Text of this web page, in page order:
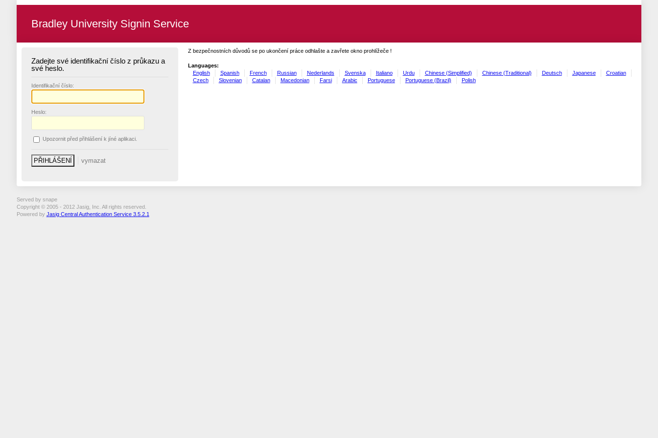
Bradley University Signin Service
Zadejte své identifikační číslo z průkazu a
své heslo.
Identifikační číslo:
Heslo:
Upozornit před přihlášení k jíné aplikaci.
Z bezpečnostních důvodů se po ukončení práce odhlašte a zavřete okno prohlížeče !
Languages:
English
Spanish French Russian Nederlands Svenska Italiano Urdu Chinese (Simplified) Chinese (Traditional) Deutsch Japanese
Croatian
Czech
Slovenian Catalan Macedonian Farsi Arabic Portuguese Portuguese (Brazil) Polish
Served by snape
Copyright © 2005 - 2012 Jasig, Inc. All rights reserved.
Powered by Jasig Central Authentication Service 3.5.2.1